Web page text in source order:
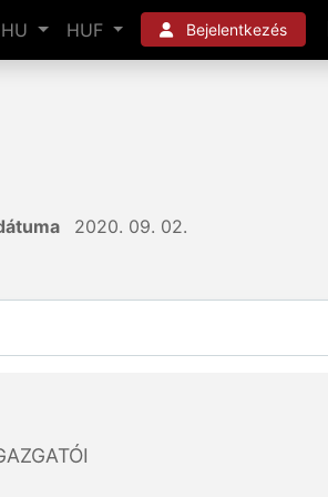
HU HUF Bejelentkezés
2020. 09. 02.